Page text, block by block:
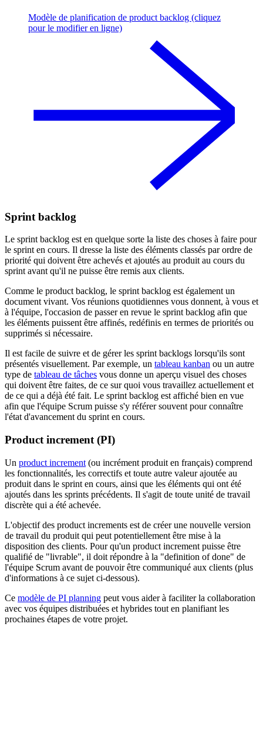
Modèle de planification de product backlog (cliquez
pour le modifier en ligne)
Sprint backlog
Le sprint backlog est en quelque sorte la liste des choses à faire pour
le sprint en cours. Il dresse la liste des éléments classés par ordre de
priorité qui doivent être achevés et ajoutés au produit au cours du
sprint avant qu'il ne puisse être remis aux clients.
Comme le product backlog, le sprint backlog est également un
document vivant. Vos réunions quotidiennes vous donnent, à vous et
à l'équipe, l'occasion de passer en revue le sprint backlog afin que
les éléments puissent être affinés, redéfinis en termes de priorités ou
supprimés si nécessaire.
Il est facile de suivre et de gérer les sprint backlogs lorsqu'ils sont
présentés visuellement. Par exemple, un tableau kanban ou un autre
type de tableau de tâches vous donne un aperçu visuel des choses
qui doivent être faites, de ce sur quoi vous travaillez actuellement et
de ce qui a déjà été fait. Le sprint backlog est affiché bien en vue
afin que l'équipe Scrum puisse s'y référer souvent pour connaître
l'état d'avancement du sprint en cours.
Product increment (PI)
Un product increment (ou incrément produit en français) comprend
les fonctionnalités, les correctifs et toute autre valeur ajoutée au
produit dans le sprint en cours, ainsi que les éléments qui ont été
ajoutés dans les sprints précédents. Il s'agit de toute unité de travail
discrète qui a été achevée.
L'objectif des product increments est de créer une nouvelle version
de travail du produit qui peut potentiellement être mise à la
disposition des clients. Pour qu'un product increment puisse être
qualifié de "livrable", il doit répondre à la "definition of done" de
l'équipe Scrum avant de pouvoir être communiqué aux clients (plus
d'informations à ce sujet ci-dessous).
Ce modèle de PI planning peut vous aider à faciliter la collaboration
avec vos équipes distribuées et hybrides tout en planifiant les
prochaines étapes de votre projet.